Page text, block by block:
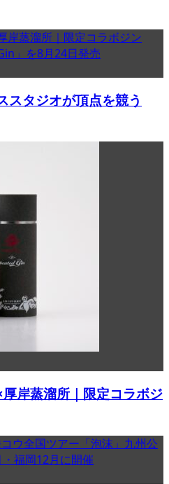
スタジオが頂点を競う
岸蒸溜所｜限定コラボジ